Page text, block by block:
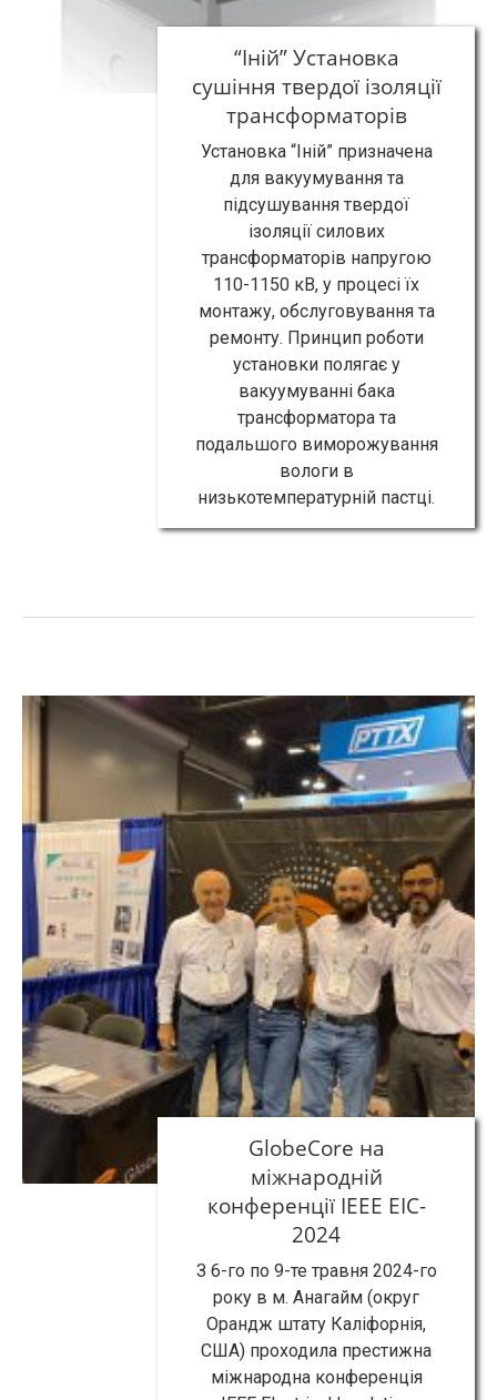
“Іній” Установка
сушіння твердої ізоляції
трансформаторів
Установка “Іній” призначена
для вакуумування та
підсушування твердої
ізоляції силових
трансформаторів напругою
110-1150 кВ, у процесі їх
монтажу, обслуговування та
ремонту. Принцип роботи
установки полягає у
вакуумуванні бака
трансформатора та
подальшого виморожування
вологи в
низькотемпературній пастці.
GlobeCore на
міжнародній
конференції IEEE EIC-
2024
З 6-го по 9-те травня 2024-го
року в м. Анагайм (округ
Орандж штату Каліфорнія,
США) проходила престижна
міжнародна конференція